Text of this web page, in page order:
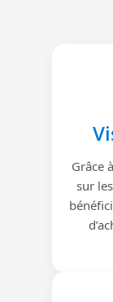
Grâce
sur